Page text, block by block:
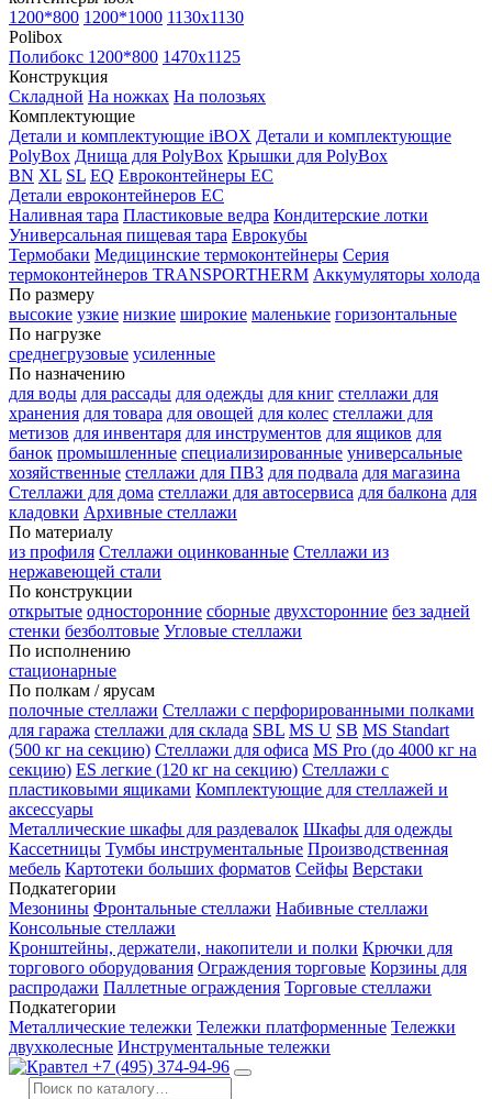
1200*800 1200*1000 1130x1130
Polibox
Полибокс 1200*800 1470х1125
Конструкция
Складной На ножках На полозьях
Комплектующие
Детали и комплектующие iBOX Детали и комплектующие
PolyBox Днища для PolyBox Крышки для PolyBox
BN XL SL EQ Евроконтейнеры EC
Детали евроконтейнеров EC
Наливная тара Пластиковые ведра Кондитерские лотки
Универсальная пищевая тара Еврокубы
Термобаки Медицинские термоконтейнеры Серия
термоконтейнеров TRANSPORTHERM Аккумуляторы холода
По размеру
высокие узкие низкие широкие маленькие горизонтальные
По нагрузке
среднегрузовые усиленные
По назначению
для воды для рассады для одежды для книг стеллажи для
хранения для товара для овощей для колес стеллажи для
метизов для инвентаря для инструментов для ящиков для
банок промышленные специализированные универсальные
хозяйственные стеллажи для ПВЗ для подвала для магазина
Стеллажи для дома стеллажи для автосервиса для балкона для
кладовки Архивные стеллажи
По материалу
из профиля Стеллажи оцинкованные Стеллажи из
нержавеющей стали
По конструкции
открытые односторонние сборные двухсторонние без задней
стенки безболтовые Угловые стеллажи
По исполнению
стационарные
По полкам / ярусам
полочные стеллажи Стеллажи с перфорированными полками
для гаража стеллажи для склада SBL MS U SB MS Standart
(500 кг на секцию) Стеллажи для офиса MS Pro (до 4000 кг на
секцию) ES легкие (120 кг на секцию) Стеллажи с
пластиковыми ящиками Комплектующие для стеллажей и
аксессуары
Металлические шкафы для раздевалок Шкафы для одежды
Кассетницы Тумбы инструментальные Производственная
мебель Картотеки больших форматов Сейфы Верстаки
Подкатегории
Мезонины Фронтальные стеллажи Набивные стеллажи
Консольные стеллажи
Кронштейны, держатели, накопители и полки Крючки для
торгового оборудования Ограждения торговые Корзины для
распродажи Паллетные ограждения Торговые стеллажи
Подкатегории
Металлические тележки Тележки платформенные Тележки
двухколесные Инструментальные тележки
+7 (495) 374-94-96